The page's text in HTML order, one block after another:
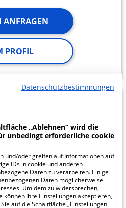
ANFRAGEN
PROFIL
gGmbH
PROFIL
Datenschutzbestimmungen
„Ablehnen“ wird die
unbedingt erforderliche cookie
und/oder greifen auf Informationen auf
IDs in cookie und anderen
Daten zu verarbeiten. Einige
Daten möglicherweise
Um dem zu widersprechen,
können Ihre Einstellungen akzeptieren,
auf die Schaltfläche „Einstellungen